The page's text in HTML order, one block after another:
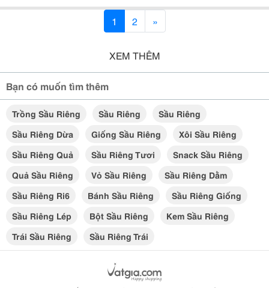
1 2 »
XEM THÊM
Bạn có muốn tìm thêm
Trồng Sầu Riêng Sầu Riêng
Sầu Riêng
Sầu Riêng Dừa
Giống Sầu Riêng
Xôi Sầu Riêng
Sầu Riêng Quả
Sầu Riêng Tươi
Snack Sầu Riêng
Quả Sầu Riêng
Vỏ Sầu Riêng
Sầu Riêng Dằm
Sầu Riêng Ri6
Bánh Sầu Riêng
Sầu Riêng Giống
Sầu Riêng Lép
Bột Sầu Riêng
Kem Sầu Riêng
Trái Sầu Riêng
Sầu Riêng Trái